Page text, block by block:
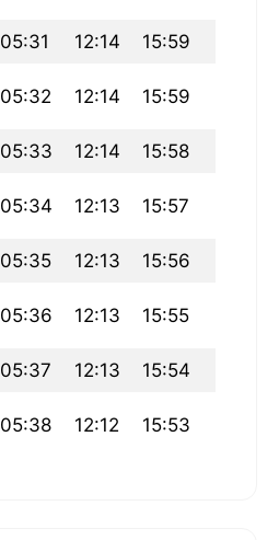
05:31 12:14 15:59
05:32 12:14 15:59
05:33 12:14 15:58
05:34 12:13 15:57
05:35 12:13 15:56
05:36 12:13 15:55
05:37 12:13 15:54
05:38 12:12 15:53